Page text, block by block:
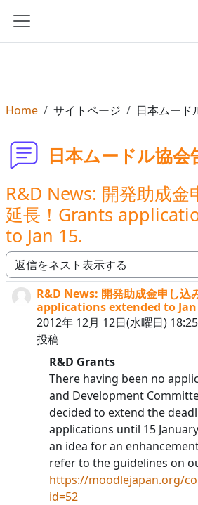
サイドパネル
Home サイトページ 日本ムード
日本ムードル協会
R&D News: 開発助成金
延長！Grants
to Jan 15.
表示モード
R&D News: 開発助成金申し込
applications extended to Jan
2012年 12月 12日(水曜日) 18:25
投稿
返信数: 0
R&D Grants
There having been no
and Development
decided to extend the
applications until 15
an idea for an
refer to the guidelines on
https://moodlejapan.org/
id=52